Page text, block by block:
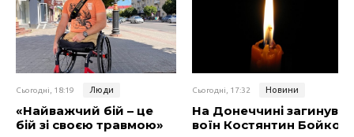
Сьогодні, 18:19 Люди
«Найважчий бій – це
бій зі своєю травмою»
Сьогодні, 17:32 Новини
На Донеччині загинув
воїн Костянтин Бойко